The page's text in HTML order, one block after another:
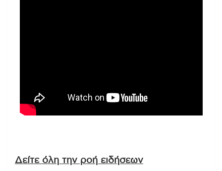
Δείτε όλη την ροή ειδήσεων